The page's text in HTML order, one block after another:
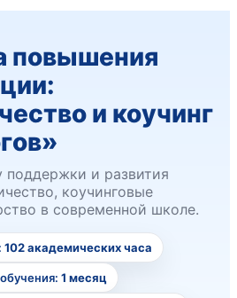
повышения
и коучинг
поддержки и развития
коучинговые
в современной школе.
102 академических часа
1 месяц